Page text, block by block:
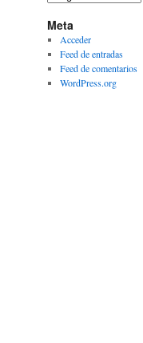
Meta
Acceder
Feed de entradas
Feed de comentarios
WordPress.org